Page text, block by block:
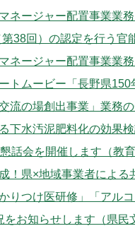
ネージャー配置事業業
38回）の認定を行う官
ネージャー配置事業業
トムービー「長野県
流の場創出事業」業務
下水汚泥肥料化の効果
話会を開催します（教
！県×地域事業者によ
りつけ医研修」「アル
お知らせします（県民